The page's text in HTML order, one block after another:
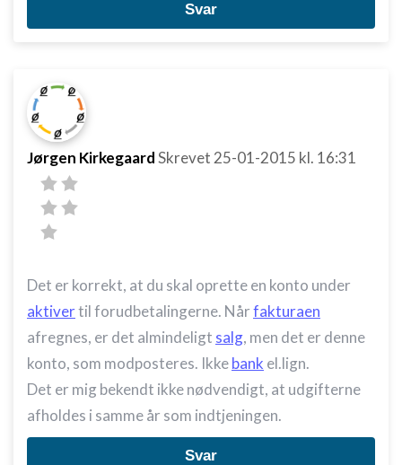
Svar
Jørgen KirkegaardSkrevet 25-01-2015 kl. 16:31
Det er korrekt, at du skal oprette en konto under
aktivertil forudbetalingerne. Nårfakturaen
afregnes, er det almindeligt salg, men det er denne
konto, som modposteres. Ikkebank el.lign.
Det er mig bekendt ikke nødvendigt, at udgifterne
afholdes i samme år som indtjeningen.
Svar